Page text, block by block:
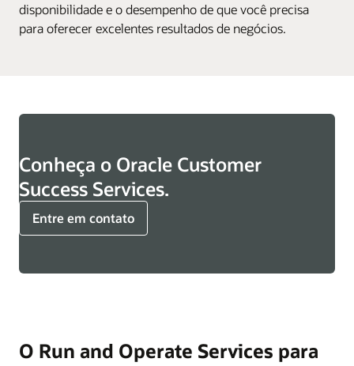
disponibilidade e o desempenho de que você precisa
para oferecer excelentes resultados de negócios.
Conheça o Oracle Customer
Success Services.
Entre em contato
O Run and Operate Services para